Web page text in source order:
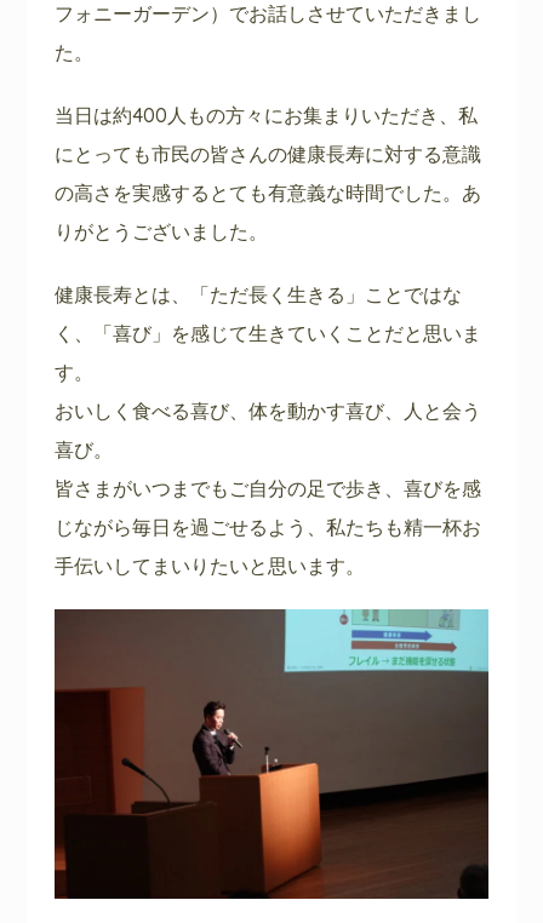
フォニーガーデン）でお話しさせていただきまし
た。
当日は約400人もの方々にお集まりいただき、私
にとっても市民の皆さんの健康長寿に対する意識
の高さを実感するとても有意義な時間でした。あ
りがとうございました。
健康長寿とは、「ただ長く生きる」ことではな
く、「喜び」を感じて生きていくことだと思いま
す。
おいしく食べる喜び、体を動かす喜び、人と会う
喜び。
皆さまがいつまでもご自分の足で歩き、喜びを感
じながら毎日を過ごせるよう、私たちも精一杯お
手伝いしてまいりたいと思います。